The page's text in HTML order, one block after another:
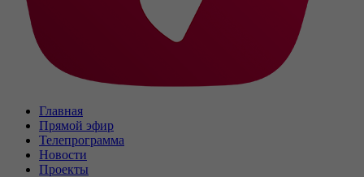
Главная
Прямой эфир
Телепрограмма
Новости
Проекты